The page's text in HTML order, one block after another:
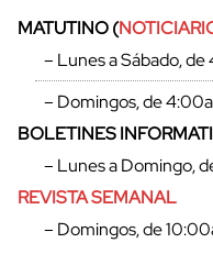
MATUTINO (
– Lunes a Sábado,
– Domingos, de
BOLETINES
– Lunes a Domingo,
REVISTA SEMANAL
– Domingos, de